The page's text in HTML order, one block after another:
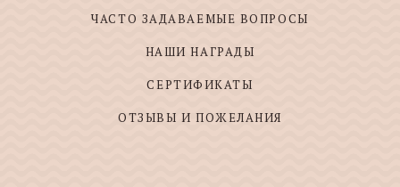
ЧАСТО ЗАДАВАЕМЫЕ ВОПРОСЫ
НАШИ НАГРАДЫ
СЕРТИФИКАТЫ
ОТЗЫВЫ И ПОЖЕЛАНИЯ